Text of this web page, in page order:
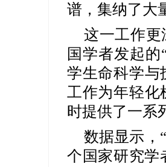
谱，集纳了大
这一工作更
国学者发起的
学生命科学与
工作为年轻化
时提供了一系
数据显示，
个国家研究学